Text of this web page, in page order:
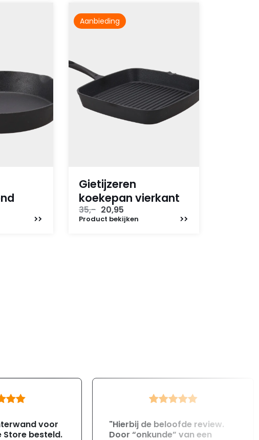
Aanbieding
Gietijzeren
koekepan vierkant
35,- Oorspronkelijke
prijs
20,95
prijs
Product bekijken
voor
Store besteld.
"Hierbij de beloofde review.
Door “onkunde” van een